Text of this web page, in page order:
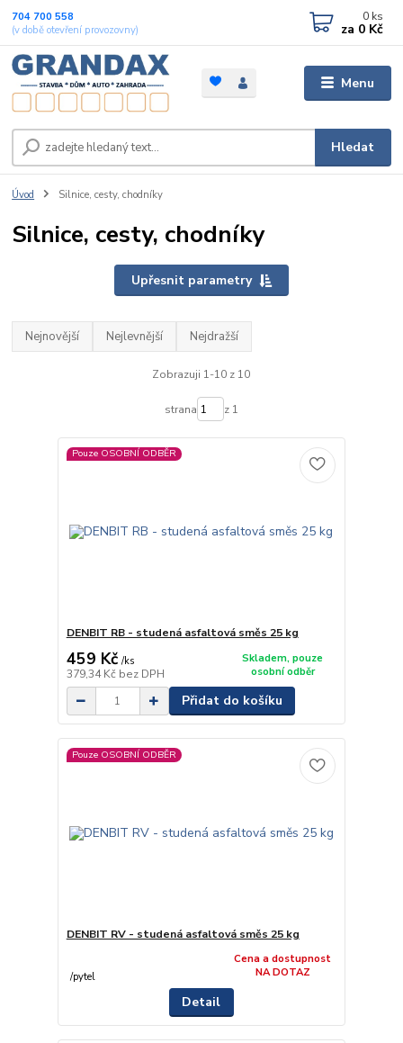
Menu
Hledat
704 700 558
(v době otevření provozovny)
0 ks
za 0 Kč
Úvod Silnice, cesty, chodníky
Silnice, cesty, chodníky
Upřesnit parametry
Nejnovější Nejlevnější Nejdražší
Zobrazuji 1-10 z 10
strana z 1
Pouze OSOBNÍ ODBĚR
DENBIT RB - studená asfaltová směs 25 kg
459 Kč /ks
379,34 Kč bez DPH
Skladem, pouze
osobní odběr
Přidat do košíku
Pouze OSOBNÍ ODBĚR
DENBIT RV - studená asfaltová směs 25 kg
/pytel
Cena a dostupnost
NA DOTAZ
Detail